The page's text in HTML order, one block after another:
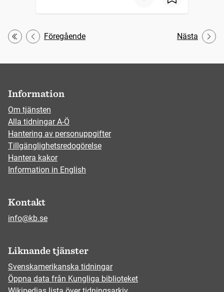
Första
Föregående Nästa
Information
Om tjänsten
Alla tidningar A-Ö
Hantering av personuppgifter
Tillgänglighetsredogörelse
Hantera kakor
Information in English
Kontakt
info@kb.se
Liknande tjänster
Svenskamerikanska tidningar
Öppna data från Kungliga biblioteket